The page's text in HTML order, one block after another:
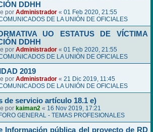
DDHH
por Administrador « 01 Feb 2020, 21:55
DE LA UNIÓN DE OFICIALES
UO ESTATUS DE VÍCTIMA
DDHH
por Administrador « 01 Feb 2020, 21:55
DE LA UNIÓN DE OFICIALES
2019
por Administrador « 21 Dic 2019, 11:45
DE LA UNIÓN DE OFICIALES
de servicio artículo 18.1 e)
por kaiman2 « 16 Nov 2019, 17:21
FORO GENERAL - TEMAS PROFESIONALES
Información pública del proyecto de RD